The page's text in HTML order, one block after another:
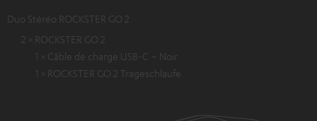
Duo Stéréo ROCKSTER GO 2
2 × ROCKSTER GO 2
1 × Câble de charge USB-C – Noir
1 × ROCKSTER GO 2 Trageschlaufe